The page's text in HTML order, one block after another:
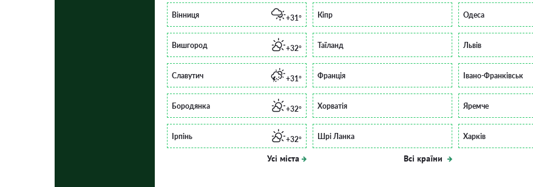
Вінниця +31°
Вишгород +32°
Славутич +31°
Бородянка +32°
Ірпінь +32°
Усі міста
Кіпр
Таїланд
Франція
Хорватія
Шрі Ланка
Всі країни
Одеса
Львів
Івано-Франківськ
Яремче
Харків